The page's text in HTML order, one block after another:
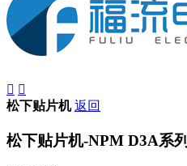
 
松下贴片机 返回
松下贴片机-NPM D3A系列